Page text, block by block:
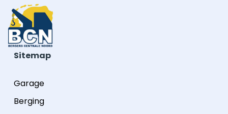
Sitemap
Garage
Berging